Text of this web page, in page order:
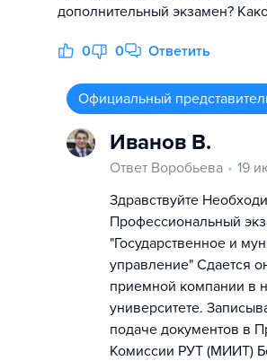
дополнительный экзамен?
0 0 Ответить
Официальный
Иванов В.
Ответ Воробьева
19
Здравствуйте
Профессиональный
"Государственное и
управление" Сдается
приемной компании в
университете.
подаче документов в
Комиссии РУТ (МИИТ)